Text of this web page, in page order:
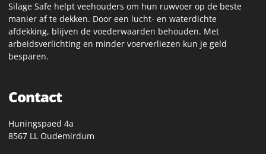
Silage Safe helpt veehouders om hun ruwvoer op de beste
manier af te dekken. Door een lucht- en waterdichte
afdekking, blijven de voederwaarden behouden. Met
arbeidsverlichting en minder voerverliezen kun je geld
besparen.
Contact
Huningspaed 4a
8567 LL Oudemirdum